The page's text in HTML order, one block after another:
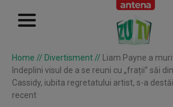
Home // Divertisment //
Liam Payne a
îndeplini visul de a se reuni cu „frații” săi
Cassidy, iubita regretatului artist, s-a
recent